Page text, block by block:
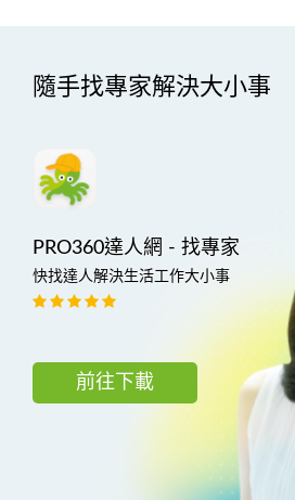
隨手找專家解決大小事
PRO360達人網 - 找專家
快找達人解決生活工作大小事
前往下載